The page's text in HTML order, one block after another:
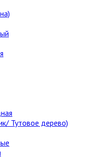
Тутовое дерево)